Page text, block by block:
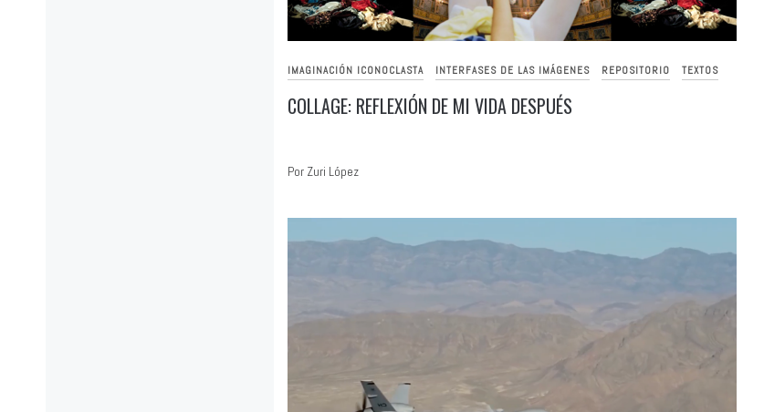
IMAGINACIÓN ICONOCLASTA INTERFASES DE LAS IMÁGENES REPOSITORIO TEXTOS
COLLAGE: REFLEXIÓN DE MI VIDA DESPUÉS
Por Zuri López